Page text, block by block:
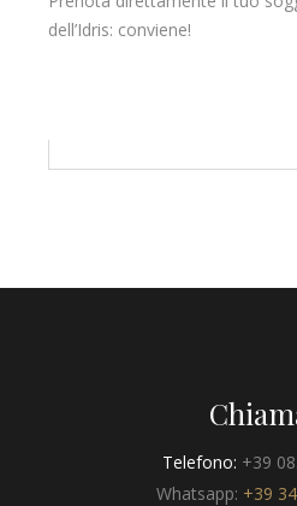
dell’Idris: conviene!
Telefono: +39
Whatsapp: +39